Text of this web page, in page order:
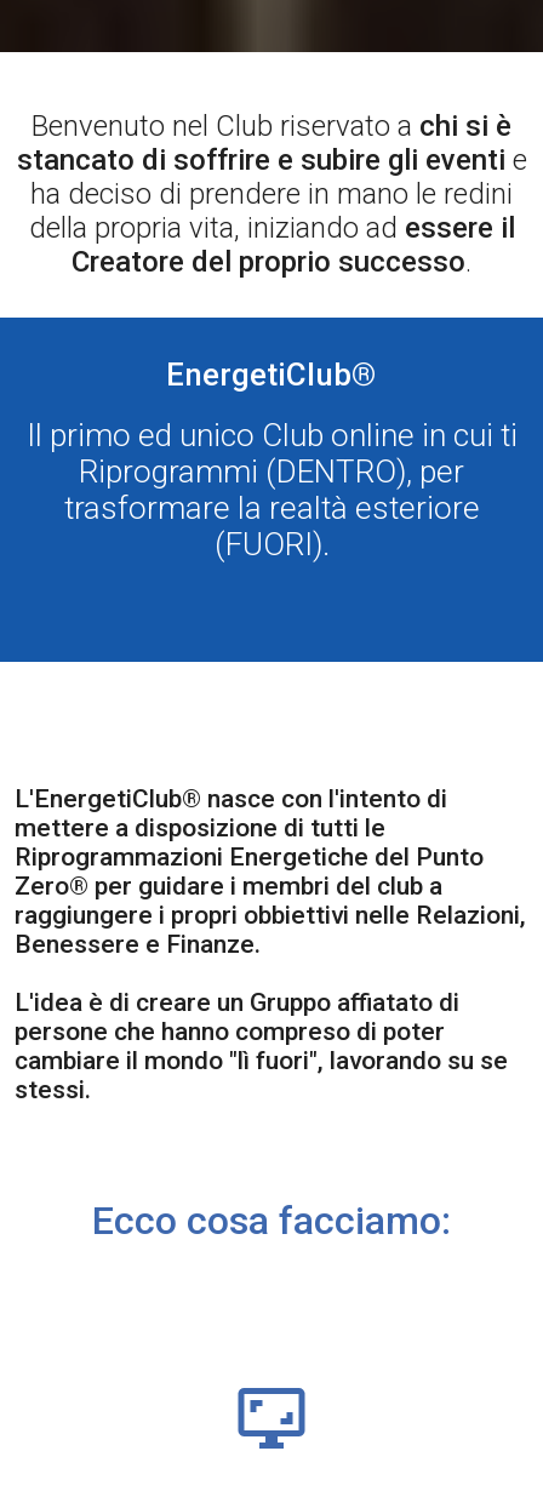
Benvenuto nel Club riservato a chi si è
stancato di soffrire e subire gli eventi e
ha deciso di prendere in mano le redini
della propria vita, iniziando ad essere il
Creatore del proprio successo.
EnergetiClub®
Il primo ed unico Club online in cui ti
Riprogrammi (DENTRO), per
trasformare la realtà esteriore
(FUORI).
L'EnergetiClub® nasce con l'intento di
mettere a disposizione di tutti le
Riprogrammazioni Energetiche del Punto
Zero® per guidare i membri del club a
raggiungere i propri obbiettivi nelle Relazioni,
Benessere e Finanze.
L'idea è di creare un Gruppo affiatato di
persone che hanno compreso di poter
cambiare il mondo "lì fuori", lavorando su se
stessi.
Ecco cosa facciamo: